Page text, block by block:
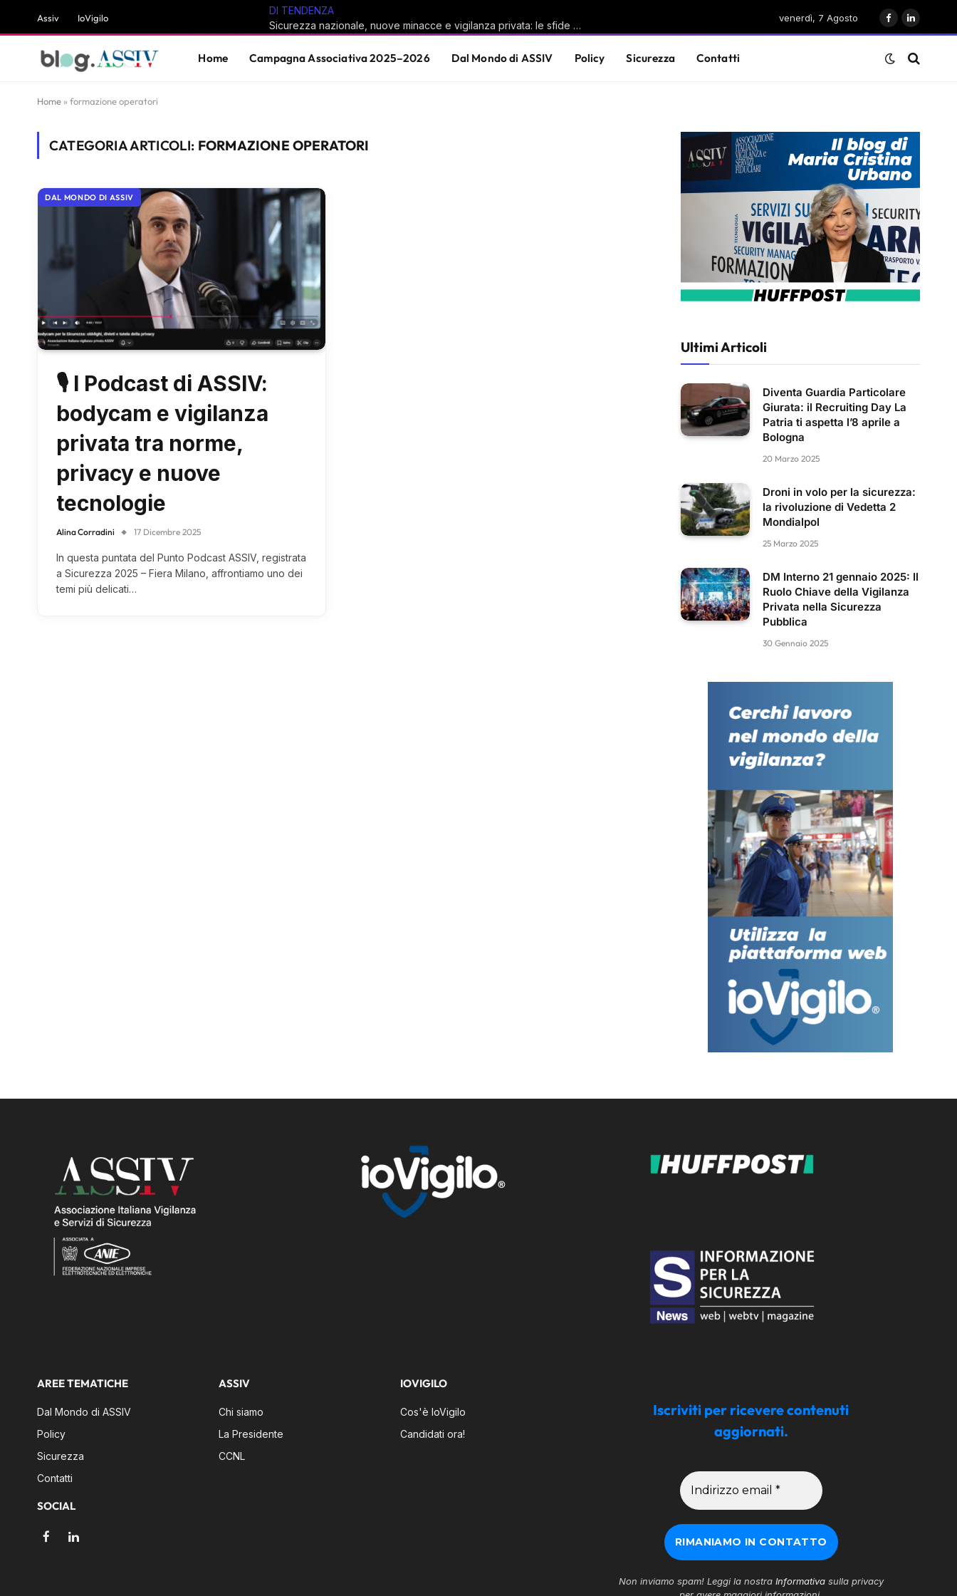
Assiv IoVigilo
DI TENDENZA
Sicurezza nazionale, nuove minacce e vigilanza privata: le sfide del sistema Paese
venerdì, 7 Agosto
Facebook
LinkedIn
Home Campagna Associativa 2025–2026 Dal Mondo di ASSIV Policy Sicurezza Contatti
Home » formazione operatori
CATEGORIA ARTICOLI: FORMAZIONE OPERATORI
DAL MONDO DI ASSIV
🎙 I Podcast di ASSIV:
bodycam e vigilanza
privata tra norme,
privacy e nuove
tecnologie
Alina Corradini 17 Dicembre 2025
In questa puntata del Punto Podcast ASSIV, registrata
a Sicurezza 2025 – Fiera Milano, affrontiamo uno dei
temi più delicati…
Ultimi Articoli
Diventa Guardia Particolare
Giurata: il Recruiting Day La
Patria ti aspetta l’8 aprile a
Bologna
20 Marzo 2025
Droni in volo per la sicurezza:
la rivoluzione di Vedetta 2
Mondialpol
25 Marzo 2025
DM Interno 21 gennaio 2025: Il
Ruolo Chiave della Vigilanza
Privata nella Sicurezza
Pubblica
30 Gennaio 2025
AREE TEMATICHE
Dal Mondo di ASSIV
Policy
Sicurezza
Contatti
SOCIAL
FacebookLinkedIn
ASSIV
Chi siamo
La Presidente
CCNL
IOVIGILO
Cos'è IoVigilo
Candidati ora!
Iscriviti per ricevere contenuti
aggiornati.
Non inviamo spam! Leggi la nostra Informativasulla privacy